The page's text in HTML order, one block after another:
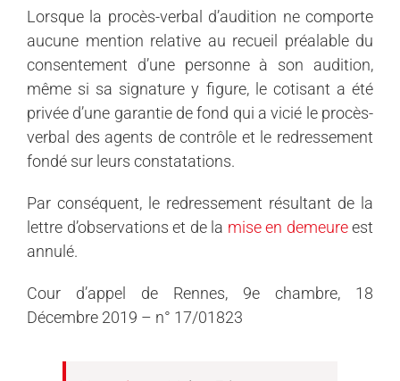
Lorsque la procès-verbal d’audition ne comporte
aucune mention relative au recueil préalable du
consentement d’une personne à son audition,
même si sa signature y figure, le cotisant a été
privée d’une garantie de fond qui a vicié le procès-
verbal des agents de contrôle et le redressement
fondé sur leurs constatations.
Par conséquent, le redressement résultant de la
lettre d’observations et de la mise en demeureest
annulé.
Cour d’appel de Rennes, 9e chambre, 18
Décembre 2019 – n° 17/01823